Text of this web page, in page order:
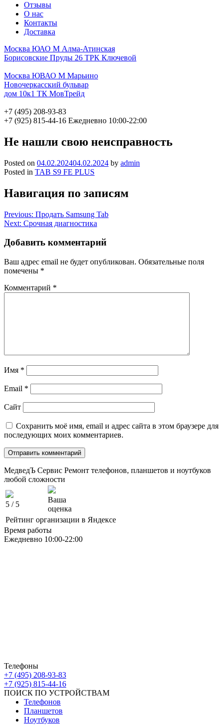
Отзывы
О нас
Контакты
Доставка
Москва ЮАО М Алма-Атинская
Борисовские Пруды 26 ТРК Ключевой
Москва ЮВАО М Марьино
Новочеркасский бульвар
дом 10к1 ТК МовТрейд
+7 (495) 208-93-83
+7 (925) 815-44-16 Ежедневно 10:00-22:00
Не нашли свою неисправность
Posted on 04.02.202404.02.2024 by admin
Posted in TAB S9 FE PLUS
Навигация по записям
Previous: Продать Samsung Tab
Next: Срочная диагностика
Добавить комментарий
Ваш адрес email не будет опубликован. Обязательные поля
помечены *
Комментарий *
Имя *
Email *
Сайт
Сохранить моё имя, email и адрес сайта в этом браузере для
последующих моих комментариев.
МедведЪ Сервис Ремонт телефонов, планшетов и ноутбуков
любой сложности
5 / 5
Ваша
оценка
Рейтинг организации в Яндексе
Время работы
Ежедневно 10:00-22:00
Телефоны
+7 (495) 208-93-83
+7 (925) 815-44-16
ПОИСК ПО УСТРОЙСТВАМ
Телефонов
Планшетов
Ноутбуков